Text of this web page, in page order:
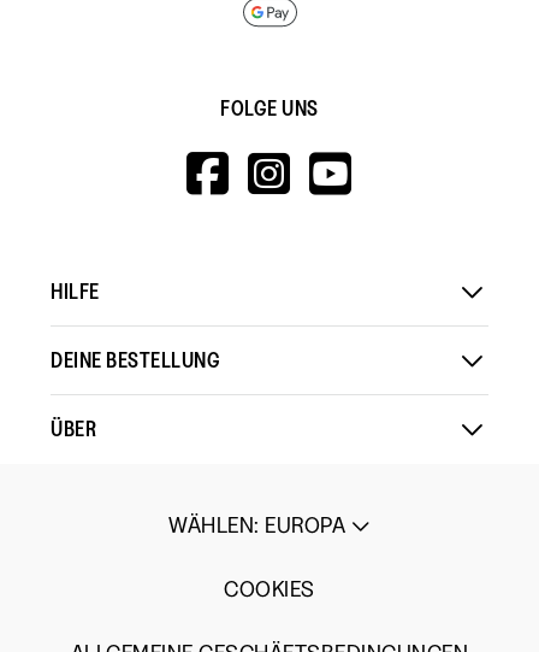
FOLGE UNS
HTTPS://
HTTPS://
HILFE
DEINE BESTELLUNG
ÜBER
WÄHLEN: EUROPA
COOKIES